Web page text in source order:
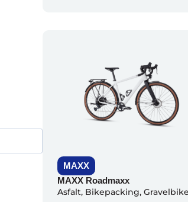
MAXX
MAXX Roadmaxx
Asfalt, Bikepacking, Gravelbike